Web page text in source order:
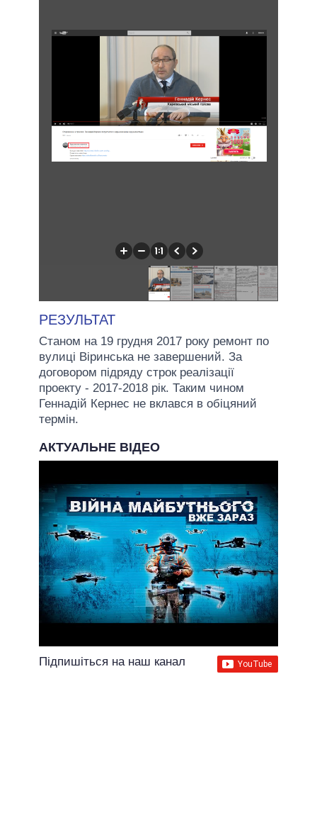
РЕЗУЛЬТАТ
Станом на 19 грудня 2017 року ремонт по
вулиці Віринська не завершений. За
договором підряду строк реалізації
проекту - 2017-2018 рік. Таким чином
Геннадій Кернес не вклався в обіцяний
термін.
АКТУАЛЬНЕ ВІДЕО
Підпишіться на наш канал